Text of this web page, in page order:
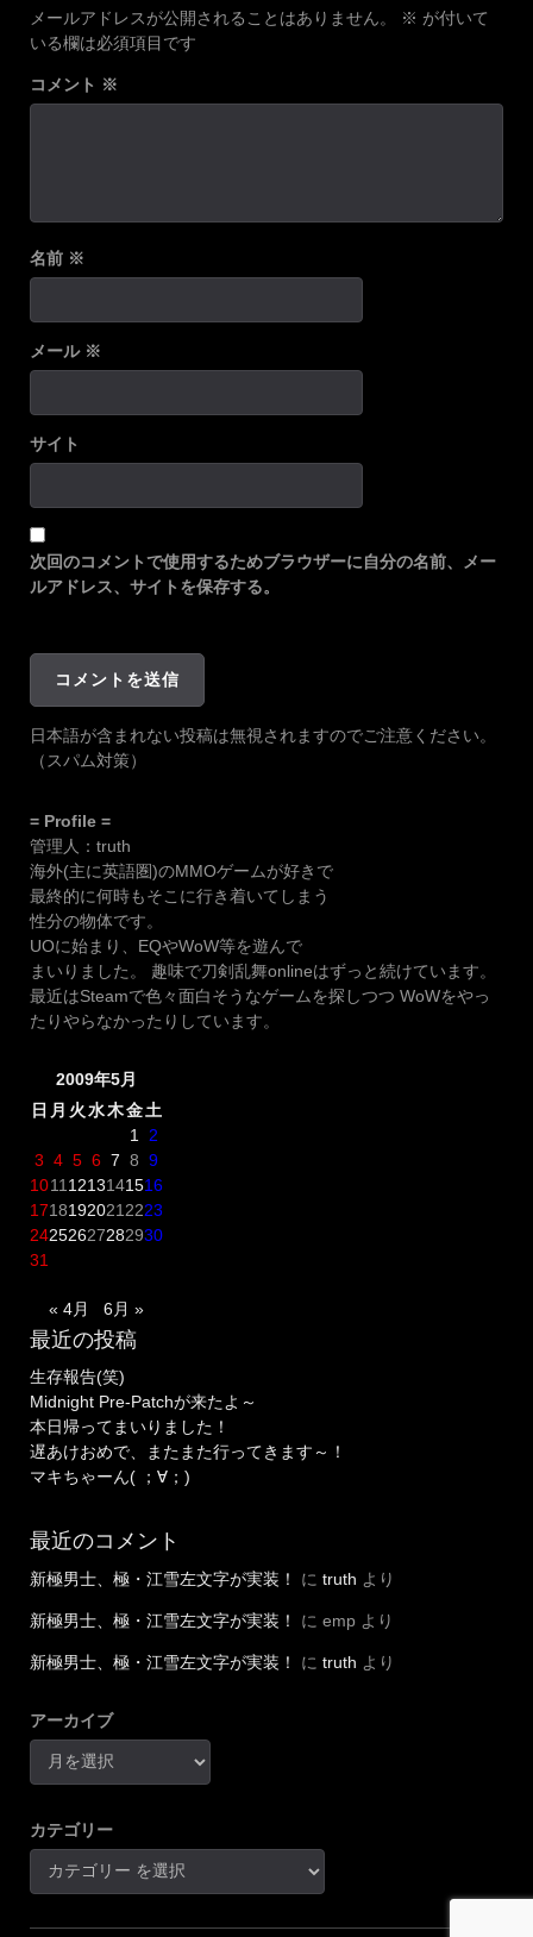
メールアドレスが公開されることはありません。 ※ が付いて
いる欄は必須項目です
コメント ※
名前 ※
メール ※
サイト
次回のコメントで使用するためブラウザーに自分の名前、メー
ルアドレス、サイトを保存する。
日本語が含まれない投稿は無視されますのでご注意ください。
（スパム対策）
= Profile =
管理人：truth
海外(主に英語圏)のMMOゲームが好きで
最終的に何時もそこに行き着いてしまう
性分の物体です。
UOに始まり、EQやWoW等を遊んで
まいりました。 趣味で刀剣乱舞onlineはずっと続けています。
最近はSteamで色々面白そうなゲームを探しつつ WoWをやっ
たりやらなかったりしています。
2009年5月
日 月 火水木金土
1
2
3 4 5 6 7 8 9
1011 1213141516
1718192021 2223
24252627282930
31
« 4月 6月 »
最近の投稿
生存報告(笑)
Midnight Pre-Patchが来たよ～
本日帰ってまいりました！
遅あけおめで、またまた行ってきます～！
マキちゃーん( ；∀；)
最近のコメント
新極男士、極・江雪左文字が実装！ に truth より
新極男士、極・江雪左文字が実装！ に emp より
新極男士、極・江雪左文字が実装！ に truth より
アーカイブ
カテゴリー